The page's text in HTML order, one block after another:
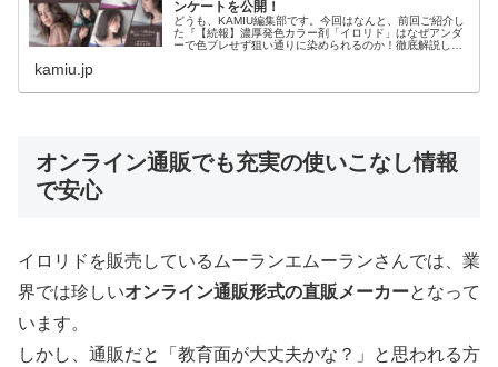
ンケートを公開！
どうも、KAMIU編集部です。今回はなんと、前回ご紹介し
た『【続報】濃厚発色カラー剤「イロリド」はなぜアンダ
ーで色ブレせず狙い通りに染められるのか！徹底解説して
kamiu.jp
オンライン通販でも充実の使いこなし情報
で安心
イロリドを販売しているムーランエムーランさんでは、業
界では珍しいオンライン通販形式の直販メーカーとなって
います。
しかし、通販だと「教育面が大丈夫かな？」と思われる方